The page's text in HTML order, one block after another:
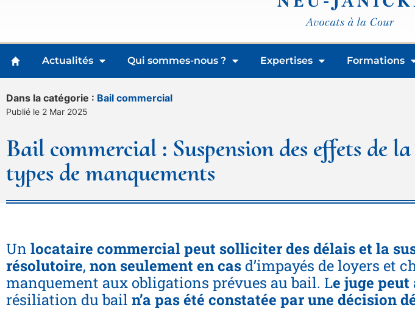
Actualités Qui sommes-nous ? Expertises Formations
Dans la catégorie : Bail commercial
Publié le 2 Mar 2025
Bail commercial : Suspension des effets de
types de manquements
Un locataire commercialpeut solliciterdes délais et la
résolutoire, non seulement en cas d’impayés de loyers et
manquement aux obligations prévues au bail. Le juge peut
résiliation du bail n’a pas été constatée par une décision